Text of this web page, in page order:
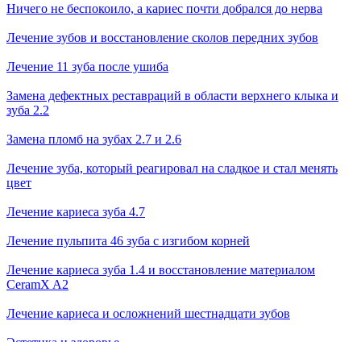
Ничего не беспокоило, а кариес почти добрался до нерва
Лечение зубов и восстановление сколов передних зубов
Лечение 11 зуба после ушиба
Замена дефектных реставраций в области верхнего клыка и
зуба 2.2
Замена пломб на зубах 2.7 и 2.6
Лечение зуба, который реагировал на сладкое и стал менять
цвет
Лечение кариеса зуба 4.7
Лечение пульпита 46 зуба с изгибом корней
Лечение кариеса зуба 1.4 и восстановление материалом
CeramX A2
Лечение кариеса и осложнений шестнадцати зубов